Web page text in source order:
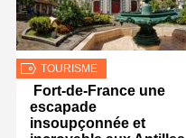
TOURISME
Fort-de-France une
escapade
insoupçonnée et